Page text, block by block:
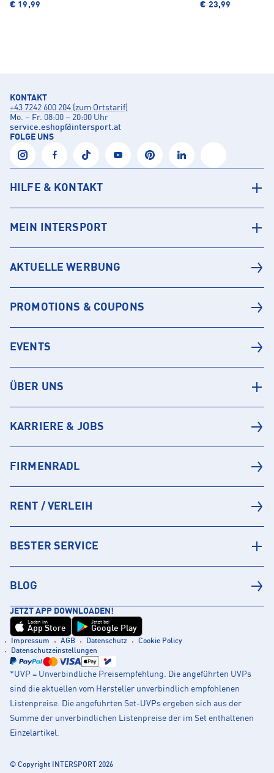
€ 19,99
€ 23,99
KONTAKT
+43 7242 600 204 (zum Ortstarif)
Mo. – Fr. 08:00 – 20:00 Uhr
service.eshop@intersport.at
FOLGE UNS
HILFE & KONTAKT
MEIN INTERSPORT
AKTUELLE WERBUNG
PROMOTIONS & COUPONS
EVENTS
ÜBER UNS
KARRIERE & JOBS
FIRMENRADL
RENT / VERLEIH
BESTER SERVICE
BLOG
JETZT APP DOWNLOADEN!
Laden im
App Store
Jetzt bei
Google Play
Impressum AGB Datenschutz
Cookie Policy
Datenschutzeinstellungen
*UVP = Unverbindliche Preisempfehlung. Die angeführten UVPs
sind die aktuellen vom Hersteller unverbindlich empfohlenen
Listenpreise. Die angeführten Set-UVPs ergeben sich aus der
Summe der unverbindlichen Listenpreise der im Set enthaltenen
Einzelartikel.
© Copyright INTERSPORT 2026